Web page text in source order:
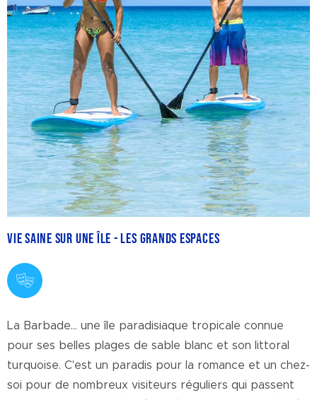
Vie saine sur une île - Les grands espaces
La Barbade… une île paradisiaque tropicale connue
pour ses belles plages de sable blanc et son littoral
turquoise. C'est un paradis pour la romance et un chez-
soi pour de nombreux visiteurs réguliers qui passent